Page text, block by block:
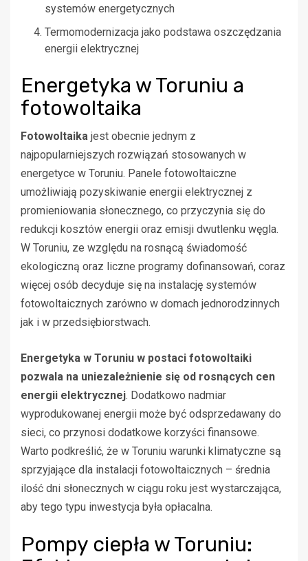
systemów energetycznych
Termomodernizacja jako podstawa oszczędzania
energii elektrycznej
Energetyka w Toruniu a
fotowoltaika
Fotowoltaika jest obecnie jednym z
najpopularniejszych rozwiązań stosowanych w
energetyce w Toruniu. Panele fotowoltaiczne
umożliwiają pozyskiwanie energii elektrycznej z
promieniowania słonecznego, co przyczynia się do
redukcji kosztów energii oraz emisji dwutlenku węgla.
W Toruniu, ze względu na rosnącą świadomość
ekologiczną oraz liczne programy dofinansowań, coraz
więcej osób decyduje się na instalację systemów
fotowoltaicznych zarówno w domach jednorodzinnych
jak i w przedsiębiorstwach.
Energetyka w Toruniu w postaci fotowoltaiki
pozwala na uniezależnienie się od rosnących cen
energii elektrycznej. Dodatkowo nadmiar
wyprodukowanej energii może być odsprzedawany do
sieci, co przynosi dodatkowe korzyści finansowe.
Warto podkreślić, że w Toruniu warunki klimatyczne są
sprzyjające dla instalacji fotowoltaicznych – średnia
ilość dni słonecznych w ciągu roku jest wystarczająca,
aby tego typu inwestycja była opłacalna.
Pompy ciepła w Toruniu: